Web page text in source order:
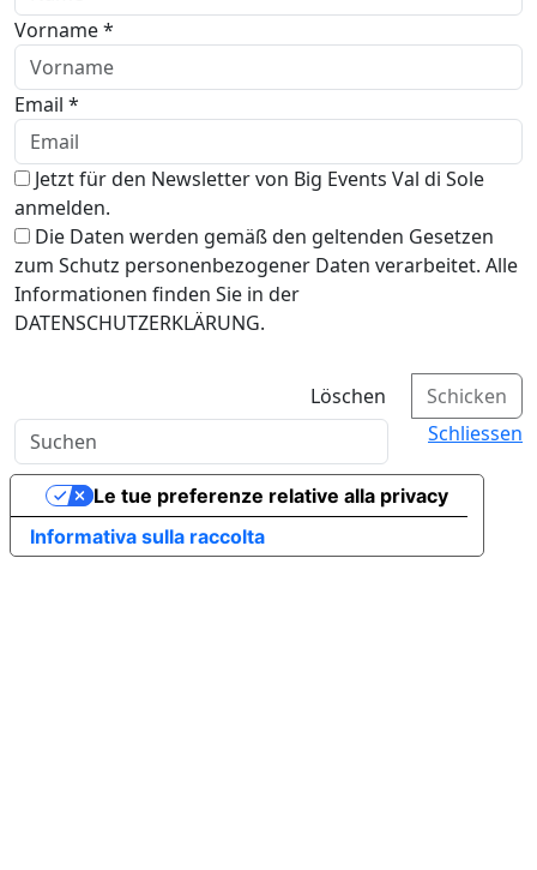
Vorname *
Email *
Jetzt für den Newsletter von Big Events Val di Sole
anmelden.
Die Daten werden gemäß den geltenden Gesetzen
zum Schutz personenbezogener Daten verarbeitet. Alle
Informationen finden Sie in der
DATENSCHUTZERKLÄRUNG.
Löschen
Schicken
Schliessen
Informativa sulla raccolta
Le tue preferenze relative alla privacy